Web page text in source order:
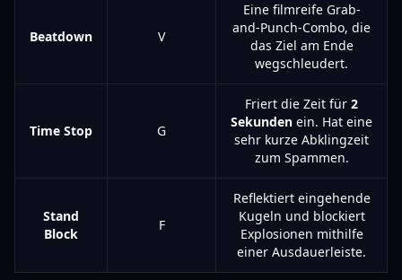
Beatdown V
Eine filmreife Grab-
and-Punch-Combo, die
das Ziel am Ende
wegschleudert.
Time Stop G
Friert die Zeit für 2
Sekunden ein. Hat eine
sehr kurze Abklingzeit
zum Spammen.
Stand
Block
F
Reflektiert eingehende
Kugeln und blockiert
Explosionen mithilfe
einer Ausdauerleiste.